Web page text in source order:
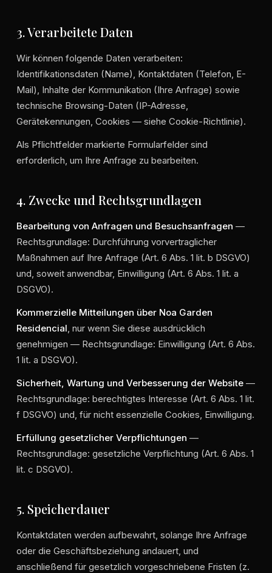
3. Verarbeitete Daten
Wir können folgende Daten verarbeiten:
Identifikationsdaten (Name), Kontaktdaten (Telefon, E-
Mail), Inhalte der Kommunikation (Ihre Anfrage) sowie
technische Browsing-Daten (IP-Adresse,
Gerätekennungen, Cookies — siehe Cookie-Richtlinie).
Als Pflichtfelder markierte Formularfelder sind
erforderlich, um Ihre Anfrage zu bearbeiten.
4. Zwecke und Rechtsgrundlagen
Bearbeitung von Anfragen und Besuchsanfragen —
Rechtsgrundlage: Durchführung vorvertraglicher
Maßnahmen auf Ihre Anfrage (Art. 6 Abs. 1 lit. b DSGVO)
und, soweit anwendbar, Einwilligung (Art. 6 Abs. 1 lit. a
DSGVO).
Kommerzielle Mitteilungen über Noa Garden
Residencial , nur wenn Sie diese ausdrücklich
genehmigen — Rechtsgrundlage: Einwilligung (Art. 6 Abs.
1 lit. a DSGVO).
Sicherheit, Wartung und Verbesserung der Website—
Rechtsgrundlage: berechtigtes Interesse (Art. 6 Abs. 1 lit.
f DSGVO) und, für nicht essenzielle Cookies, Einwilligung.
Erfüllung gesetzlicher Verpflichtungen —
Rechtsgrundlage: gesetzliche Verpflichtung (Art. 6 Abs. 1
lit. c DSGVO).
5. Speicherdauer
Kontaktdaten werden aufbewahrt, solange Ihre Anfrage
oder die Geschäftsbeziehung andauert, und
anschließend für gesetzlich vorgeschriebene Fristen (z.